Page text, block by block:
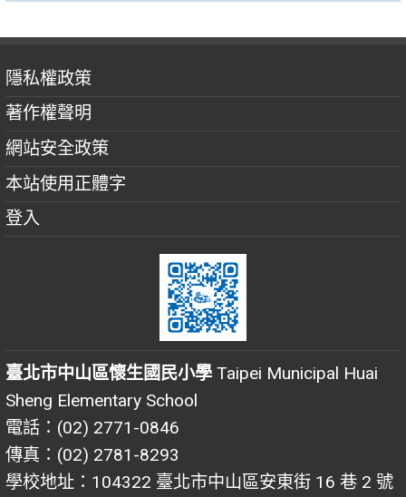
隱私權政策
著作權聲明
網站安全政策
本站使用正體字
登入
臺北市中山區懷生國民小學 Taipei Municipal Huai
Sheng Elementary School
電話：(02) 2771-0846
傳真：(02) 2781-8293
學校地址：104322 臺北市中山區安東街 16 巷 2 號